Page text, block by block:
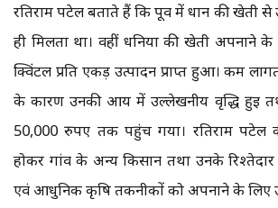
रतिराम पटेल बताते हैं कि पूर्व में धान की खेती
ही मिलता था। वहीं धनिया की खेती अपनाने
क्विंटल प्रति एकड़ उत्पादन प्राप्त हुआ। कम
के कारण उनकी आय में उल्लेखनीय वृद्धि हुई
50,000 रुपए तक पहुंच गया। रतिराम पटेल
होकर गांव के अन्य किसान तथा उनके रिश्तेदार
एवं आधुनिक कृषि तकनीकों को अपनाने के लिए